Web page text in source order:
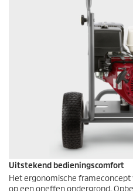
Uitstekend bedieningscomfort
Het ergonomische
op een oneffen ondergrond.